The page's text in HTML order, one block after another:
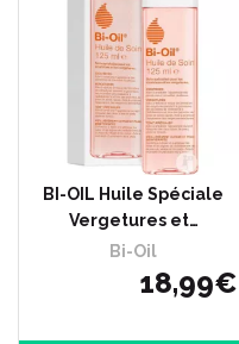
BI-OIL Huile Spéciale
Vergetures et…
Bi-Oil
18,99€